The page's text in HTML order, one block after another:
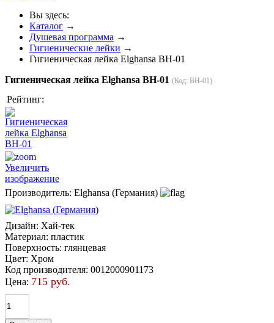
Вы здесь:
Каталог →
Душевая программа →
Гигиенические лейки →
Гигиеническая лейка Elghansa BH-01
Гигиеническая лейка Elghansa BH-01 (Код: BH-01)
Рейтинг:
Увеличить
изображение
Производитель: Elghansa (Германия)
Дизайн: Хай-тек
Материал: пластик
Поверхность: глянцевая
Цвет: Хром
Код производителя: 0012000901173
Цена: 715 руб.